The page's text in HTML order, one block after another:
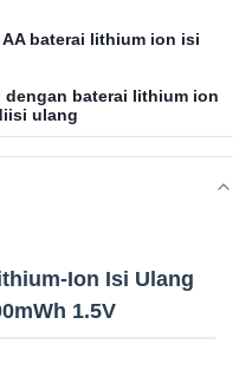
AA baterai lithium ion isi
dengan baterai lithium ion
ulang
Ion Isi Ulang
1.5V